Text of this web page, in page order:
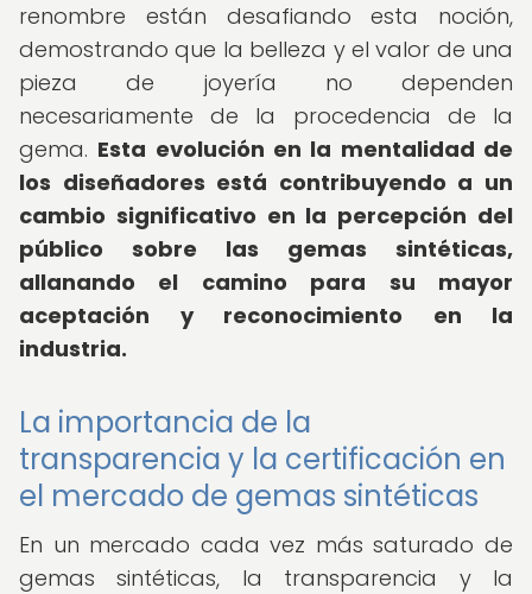
renombre están desafiando esta noción,
demostrando que la belleza y el valor de una
pieza de joyería no dependen
necesariamente de la procedencia de la
gema. Esta evolución en la mentalidad de
los diseñadores está contribuyendo a un
cambio significativo en la percepción del
público sobre las gemas sintéticas,
allanando el camino para su mayor
aceptación y reconocimiento en la
industria.
La importancia de la
transparencia y la certificación en
el mercado de gemas sintéticas
En un mercado cada vez más saturado de
gemas sintéticas, la transparencia y la